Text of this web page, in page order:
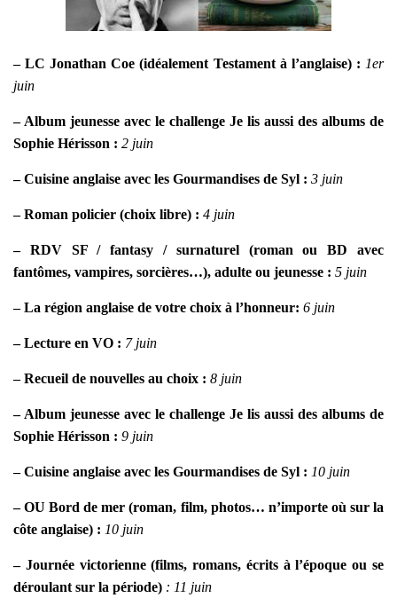
– LC Jonathan Coe (idéalement Testament à l’anglaise) : 1er
juin
– Album jeunesse avec le challenge Je lis aussi des albums de
Sophie Hérisson : 2 juin
– Cuisine anglaise avec les Gourmandises de Syl : 3 juin
– Roman policier (choix libre) : 4 juin
– RDV SF / fantasy / surnaturel (roman ou BD avec
fantômes, vampires, sorcières…), adulte ou jeunesse : 5 juin
– La région anglaise de votre choix à l’honneur: 6 juin
– Lecture en VO : 7 juin
– Recueil de nouvelles au choix : 8 juin
– Album jeunesse avec le challenge Je lis aussi des albums de
Sophie Hérisson : 9 juin
– Cuisine anglaise avec les Gourmandises de Syl : 10 juin
– OU Bord de mer (roman, film, photos… n’importe où sur la
côte anglaise) : 10 juin
– Journée victorienne (films, romans, écrits à l’époque ou se
déroulant sur la période) : 11 juin